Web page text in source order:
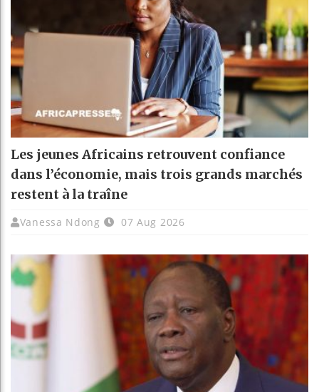
Les jeunes Africains retrouvent confiance
dans l’économie, mais trois grands marchés
restent à la traîne
Vanessa Ndong 07 Aug 2026